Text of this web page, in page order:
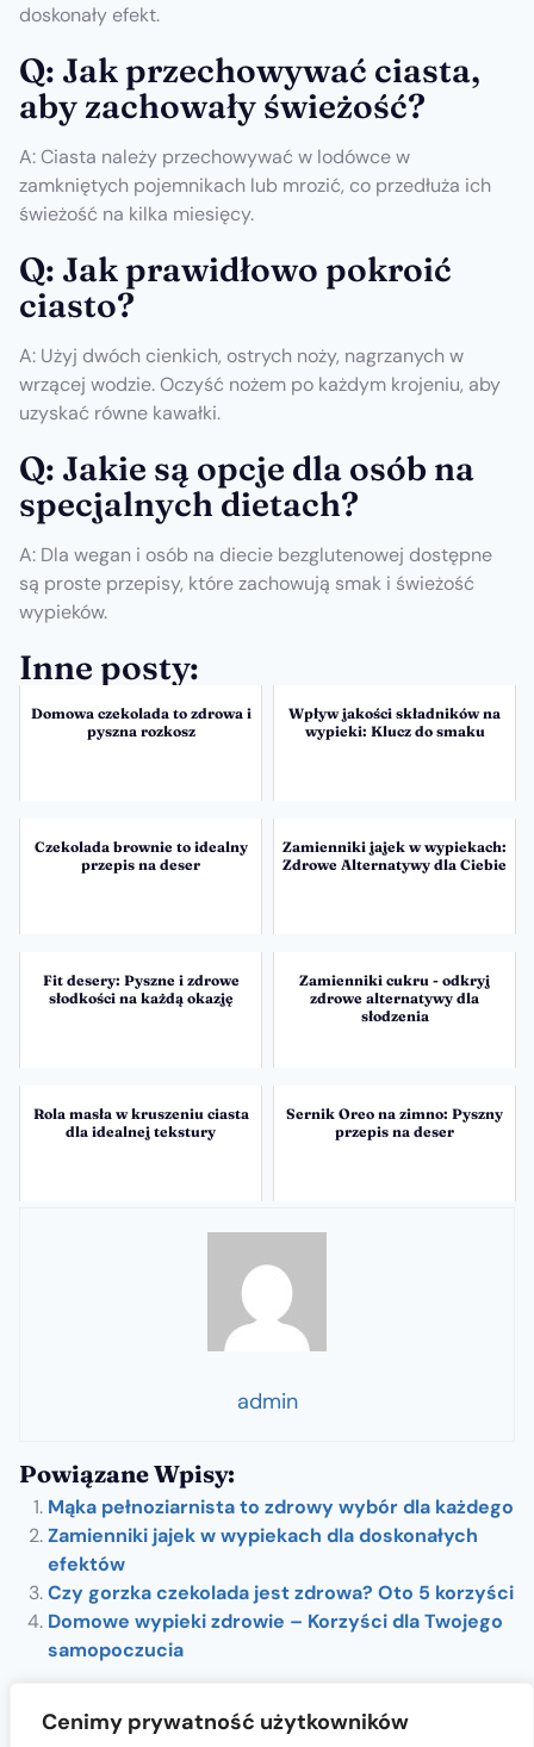
Cenimy prywatność użytkowników
doskonały efekt.
Q: Jak przechowywać ciasta,
aby zachowały świeżość?
A: Ciasta należy przechowywać w lodówce w
zamkniętych pojemnikach lub mrozić, co przedłuża ich
świeżość na kilka miesięcy.
Q: Jak prawidłowo pokroić
ciasto?
A: Użyj dwóch cienkich, ostrych noży, nagrzanych w
wrzącej wodzie. Oczyść nożem po każdym krojeniu, aby
uzyskać równe kawałki.
Q: Jakie są opcje dla osób na
specjalnych dietach?
A: Dla wegan i osób na diecie bezglutenowej dostępne
są proste przepisy, które zachowują smak i świeżość
wypieków.
Inne posty:
Domowa czekolada to zdrowa i
pyszna rozkosz
Wpływ jakości składników na
wypieki: Klucz do smaku
Czekolada brownie to idealny
przepis na deser
Zamienniki jajek w wypiekach:
Zdrowe Alternatywy dla Ciebie
Fit desery: Pyszne i zdrowe
słodkości na każdą okazję
Zamienniki cukru - odkryj
zdrowe alternatywy dla
słodzenia
Rola masła w kruszeniu ciasta
dla idealnej tekstury
Sernik Oreo na zimno: Pyszny
przepis na deser
admin
Powiązane Wpisy:
Mąka pełnoziarnista to zdrowy wybór dla każdego
Zamienniki jajek w wypiekach dla doskonałych
efektów
Czy gorzka czekolada jest zdrowa? Oto 5 korzyści
Domowe wypieki zdrowie – Korzyści dla Twojego
samopoczucia